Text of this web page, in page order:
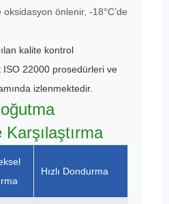
önlenir, -18°C’de
kalite kontrol
22000 prosedürleri ve
izlenmektedir.
Hızlı Dondurma